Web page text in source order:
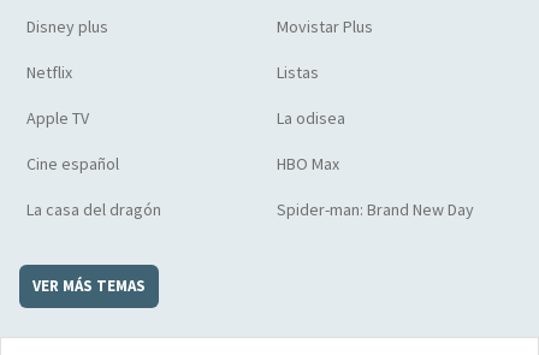
Disney plus Movistar Plus
Netflix Listas
Apple TV La odisea
Cine español HBO Max
La casa del dragón Spider-man: Brand New Day
VER MÁS TEMAS